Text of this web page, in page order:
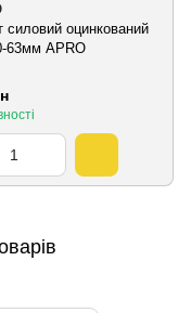
силовий оцинкований
63мм APRO